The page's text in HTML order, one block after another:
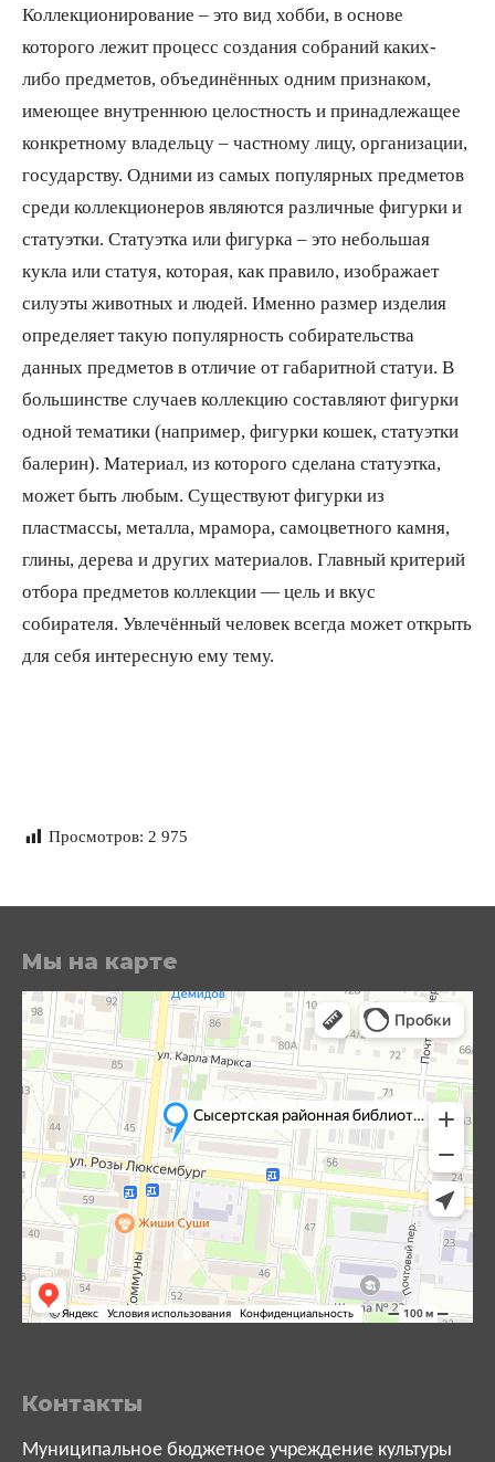
Коллекционирование – это вид хобби, в основе
которого лежит процесс создания собраний каких-
либо предметов, объединённых одним признаком,
имеющее внутреннюю целостность и принадлежащее
конкретному владельцу – частному лицу, организации,
государству. Одними из самых популярных предметов
среди коллекционеров являются различные фигурки и
статуэтки. Статуэтка или фигурка – это небольшая
кукла или статуя, которая, как правило, изображает
силуэты животных и людей. Именно размер изделия
определяет такую популярность собирательства
данных предметов в отличие от габаритной статуи. В
большинстве случаев коллекцию составляют фигурки
одной тематики (например, фигурки кошек, статуэтки
балерин). Материал, из которого сделана статуэтка,
может быть любым. Существуют фигурки из
пластмассы, металла, мрамора, самоцветного камня,
глины, дерева и других материалов. Главный критерий
отбора предметов коллекции — цель и вкус
собирателя. Увлечённый человек всегда может открыть
для себя интересную ему тему.
Просмотров: 2 975
Мы на карте
Контакты
Муниципальное бюджетное учреждение культуры